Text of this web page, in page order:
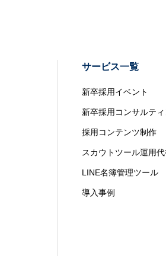
サービス一覧
新卒採用イベント
新卒採用コンサルテ
採用コンテンツ制作
スカウトツール運用
LINE名簿管理ツール
導入事例